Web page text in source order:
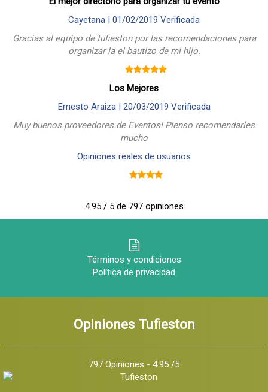
Cayetana | 01/02/2019 Verificada
Gracias al equipo de tufieston por las recomendaciones para
organizar la el bautizo de mi hijo.
Los Mejores
Ernesto Araiza | 20/03/2019 Verificada
Muy buenos proveedores de Eventos! Pienso recomendarles
mucho
Opiniones reales de usuarios
4.95 / 5 de 797 opiniones
Términos y condiciones
Política de privacidad
Opiniones Tufieston
797 Opiniones - 4.95 /5